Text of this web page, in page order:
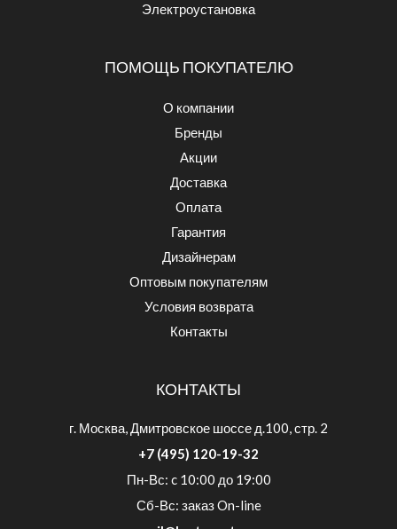
Электроустановка
ПОМОЩЬ ПОКУПАТЕЛЮ
О компании
Бренды
Акции
Доставка
Оплата
Гарантия
Дизайнерам
Оптовым покупателям
Условия возврата
Контакты
КОНТАКТЫ
г. Москва, Дмитровское шоссе д.100, стр. 2
+7 (495) 120-19-32
Пн-Вс: c 10:00 до 19:00
Сб-Вс: заказ On-line